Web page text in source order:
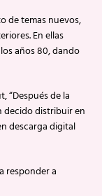
de temas nuevos,
En ellas
años 80, dando
“Después de la
decido distribuir en
descarga digital
responder a